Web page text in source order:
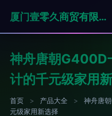
厦门壹零久商贸有限公司
神舟唐朝G400D
计的千元级家用
首页 > 产品大全 >
神舟唐
元级家用新选择